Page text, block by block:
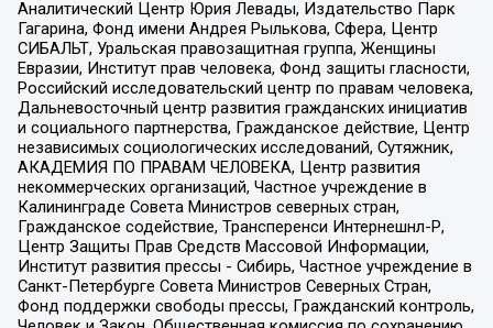
Аналитический Центр Юрия Левады, Издательство Парк
Гагарина, Фонд имени Андрея Рылькова, Сфера, Центр
СИБАЛЬТ, Уральская правозащитная группа, Женщины
Евразии, Институт прав человека, Фонд защиты гласности,
Российский исследовательский центр по правам человека,
Дальневосточный центр развития гражданских инициатив
и социального партнерства, Гражданское действие, Центр
независимых социологических исследований, Сутяжник,
АКАДЕМИЯ ПО ПРАВАМ ЧЕЛОВЕКА, Центр развития
некоммерческих организаций, Частное учреждение в
Калининграде Совета Министров северных стран,
Гражданское содействие, Трансперенси Интернешнл-Р,
Центр Защиты Прав Средств Массовой Информации,
Институт развития прессы - Сибирь, Частное учреждение в
Санкт-Петербурге Совета Министров Северных Стран,
Фонд поддержки свободы прессы, Гражданский контроль,